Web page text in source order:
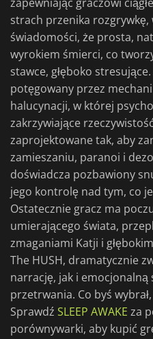
strach przenika rozgrywkę,
świadomości, że prosta,
wyrokiem śmierci, co
stawce, głęboko
potęgowany przez
halucynacji, w której
zakrzywiające
zaprojektowane tak, aby
zamieszaniu, paranoi i
doświadcza pozbawiony
jego kontrolę nad tym, co
Ostatecznie gracz ma
umierającego świata,
zmaganiami Katji i
The HUSH, dramatycznie
narrację, jak i emocjonalną
przetrwania. Co byś
Sprawdź SLEEP AWAKE za
porównywarki, aby kupić